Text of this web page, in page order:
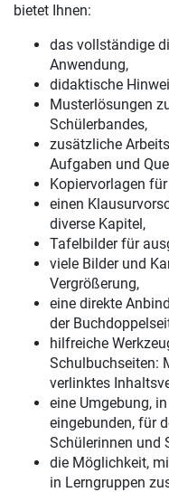
bietet Ihnen:
das vollständige
Anwendung,
didaktische
Musterlösungen
Schülerbandes,
zusätzliche
Aufgaben und
Kopiervorlagen
einen
diverse Kapitel,
Tafelbilder für
viele Bilder und
Vergrößerung,
eine direkte
der
hilfreiche
Schulbuchseiten:
verlinktes
eine Umgebung,
eingebunden, für
Schülerinnen und
die Möglichkeit,
in Lerngruppen